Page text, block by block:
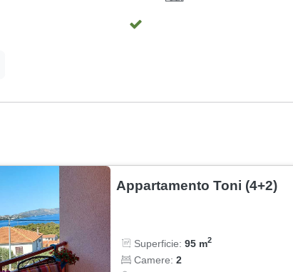
Appartamento Toni (4+2)
Superficie:95 m2
Camere:2